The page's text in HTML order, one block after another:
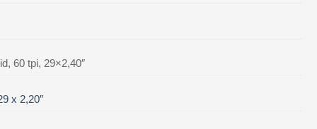
60 tpi, 29×2,40″
x 2,20″